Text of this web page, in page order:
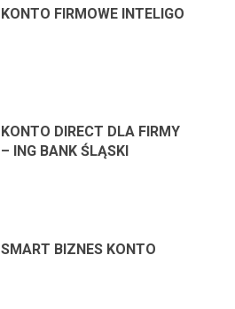
KONTO FIRMOWE INTELIGO
KONTO DIRECT DLA FIRMY
– ING BANK ŚLĄSKI
SMART BIZNES KONTO